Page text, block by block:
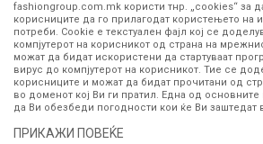
Сите информации околу производите кои
онлајн продавница се стремиме да бидат
меѓутоа не можеме да гарантираме дека се
пак дека сите производи во моментот се
Фотографиите се најверодостојниот приказ
fashiongroup.com.mk користи тнр. „cookies“ за
корисниците да го прилагодат користењето на
потреби. Cookie е текстуален фајл кој се
компјутерот на корисникот од страна на
можат да бидат искористени да стартуваат
вирус до компјутерот на корисникот. Тие се
корисниците и можат да бидат прочитани од
во доменот кој Ви ги пратил. Една од
да Ви обезбеди погодности кои ќе Ви заштедат
ПРИКАЖИ ПОВЕЌЕ